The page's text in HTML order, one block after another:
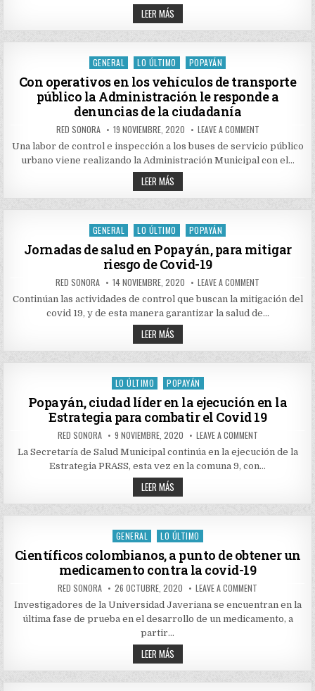
DEL
LEER MÁSDATOS
DE
COVID-
19
EL
DEPARTAMENTO
DEL
CAUCA
Posted
in
GENERAL LO ÚLTIMO POPAYÁN
Con operativos en los vehículos de transporte
público la Administración le responde a
denuncias de la ciudadanía
AUTHOR:
RED SONORA PUBLISHED
DATE:
19 NOVIEMBRE, 2020 LEAVE A COMMENTON
OPERATIVOS
EN
LOS
PÚBLICO
DENUNCIAS
DE
Una labor de control e inspección a los buses de servicio público
urbano viene realizando la Administración Municipal con el…
LEER MÁSCON
OPERATIVOS
EN
LOS
DE
TRANSPORTE
PÚBLICO
LA
ADMINISTRACIÓN
LE
RESPONDE
A
DENUNCIAS
DE
LA
CIUDADANÍA
Posted
in
GENERAL LO ÚLTIMO POPAYÁN
Jornadas de salud en Popayán, para mitigar
riesgo de Covid-19
AUTHOR:
RED SONORA PUBLISHED
DATE:
14 NOVIEMBRE, 2020 LEAVE A COMMENT
DE
SALUD
EN
RIESGO
COVID-
Continúan las actividades de control que buscan la mitigación del
covid 19, y de esta manera garantizar la salud de…
LEER MÁSJORNADAS
DE
SALUD
EN
PARA
MITIGAR
RIESGO
DE
COVID-
19
Posted
in
LO ÚLTIMO POPAYÁN
Popayán, ciudad líder en la ejecución en la
Estrategia para combatir el Covid 19
AUTHOR:
RED SONORA PUBLISHED
DATE:
9 NOVIEMBRE, 2020 LEAVE A COMMENTON
CIUDAD
EN
LA
PARA
19
La Secretaría de Salud Municipal continúa en la ejecución de la
Estrategia PRASS, esta vez en la comuna 9, con…
LEER MÁSPOPAYÁN,
CIUDAD
LÍDER
EN
EJECUCIÓN
EN
LA
ESTRATEGIA
PARA
COMBATIR
EL
COVID
19
Posted
GENERAL LO ÚLTIMO
Científicos colombianos, a punto de obtener un
medicamento contra la covid-19
AUTHOR:
RED SONORA PUBLISHED
DATE:
26 OCTUBRE, 2020 LEAVE A COMMENT
COLOMBIANOS,
PUNTO
LA
COVID-
Investigadores de la Universidad Javeriana se encuentran en la
última fase de prueba en el desarrollo de un medicamento, a
partir…
LEER MÁSCIENTÍFICOS
COLOMBIANOS,
A
PUNTO